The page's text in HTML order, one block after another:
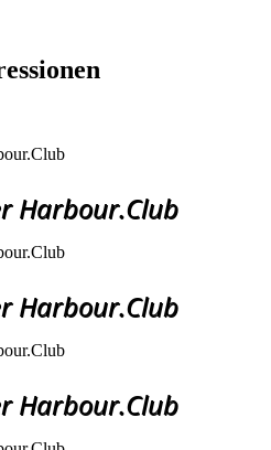
Harbour.Club
Harbour.Club
Harbour.Club